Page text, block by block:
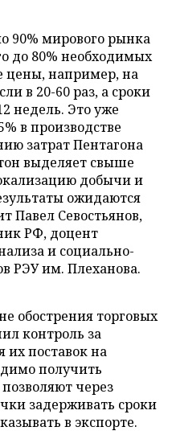
90% мирового рынка
до 80% необходимых
цены, например, на
в 20-60 раз, а сроки
недель. Это уже
в производстве
затрат Пентагона
выделяет свыше
добычи и
ожидаются
Павел Севостьянов,
РФ, доцент
и социально-
РЭУ им. Плеханова.
обострения торговых
контроль за
их поставок на
получить
через
задерживать сроки
в экспорте.